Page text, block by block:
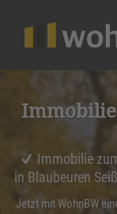
Immobilie
in Blaubeuren
Jetzt mit WohnBW